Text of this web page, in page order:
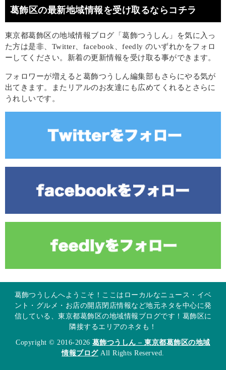
葛飾区の最新地域情報を受け取るならコチラ
東京都葛飾区の地域情報ブログ「葛飾つうしん」を気に入っ
た方は是非、Twitter、facebook、feedly のいずれかをフォロ
ーしてください。新着の更新情報を受け取る事ができます。
フォロワーが増えると葛飾つうしん編集部もさらにやる気が
出てきます。またリアルのお友達にも広めてくれるとさらに
うれしいです。
葛飾つうしんへようこそ！ここはローカルなニュース・イベ
ント・グルメ・お店の開店閉店情報など地元ネタを中心に発
信している、東京都葛飾区の地域情報ブログです！葛飾区に
隣接するエリアのネタも！
Copyright © 2016-2026 葛飾つうしん – 東京都葛飾区の地域
情報ブログAll Rights Reserved.